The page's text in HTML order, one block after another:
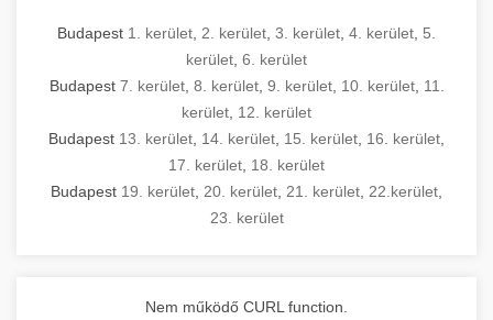
Budapest 1. kerület 2. kerület 3. kerület 4. kerület 5.
kerület 6. kerület
Budapest 7. kerület, 8. kerület, 9. kerület, 10. kerület, 11.
kerület 12. kerület
Budapest 13. kerület 14. kerület 15. kerület 16. kerület
17. kerület 18. kerület
Budapest 19. kerület 20. kerület 21. kerület 22.kerület
23. kerület
Nem működő CURL function.